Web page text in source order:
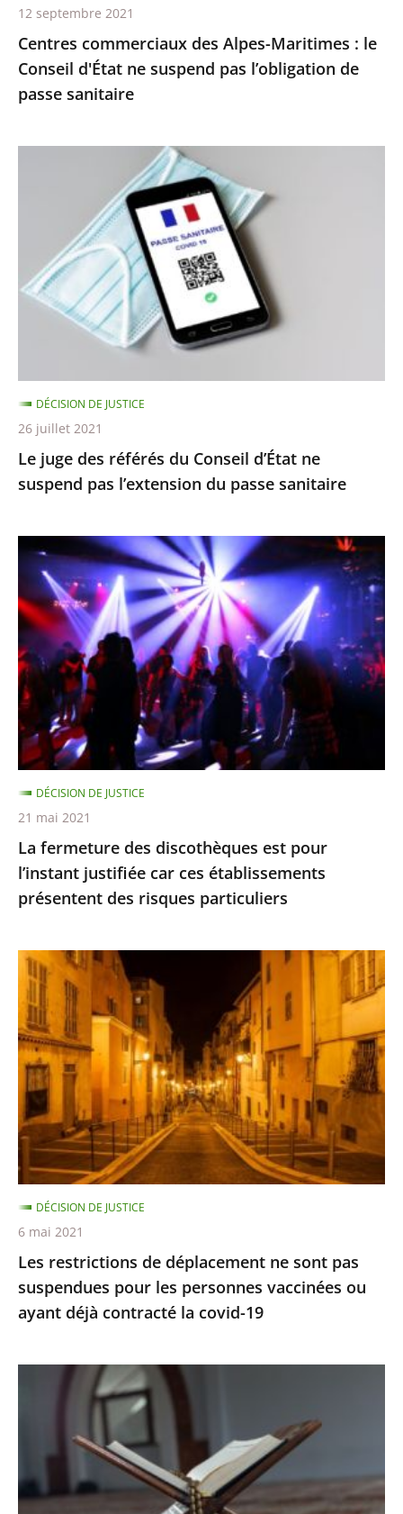
pas
l’obligation
de
passe
Centres commerciaux des Alpes-Maritimes : le
Conseil d'État ne suspend pas l’obligation de
passe sanitaire
12 septembre 2021
Conseil
d’État
pas
l’extension
du
passe
sanitaire
Le juge des référés du Conseil d’État ne
suspend pas l’extension du passe sanitaire
DÉCISION DE JUSTICE
26 juillet 2021
La
fermeture
des
discothèques
est
pour
l’instant
justifiée
car
ces
établissements
présentent
des
risques
particuliers
La fermeture des discothèques est pour
l’instant justifiée car ces établissements
présentent des risques particuliers
DÉCISION DE JUSTICE
21 mai 2021
Les
restrictions
de
déplacement
ne
sont
pas
suspendues
pour
les
personnes
vaccinées
ou
ayant
déjà
la
Les restrictions de déplacement ne sont pas
suspendues pour les personnes vaccinées ou
ayant déjà contracté la covid-19
DÉCISION DE JUSTICE
6 mai 2021
référés
rejette
la